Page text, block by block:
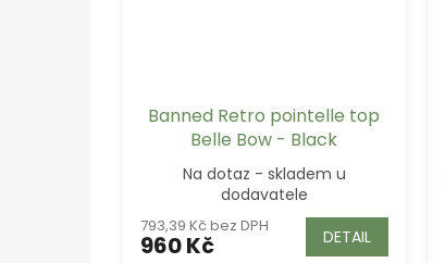
Banned Retro pointelle top
Belle Bow - Black
Na dotaz - skladem u
dodavatele
793,39 Kč bez DPH
960 Kč DETAIL